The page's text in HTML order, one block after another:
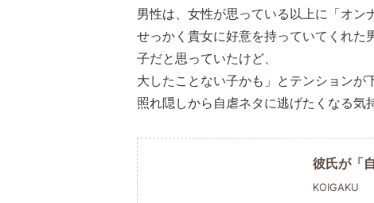
男性は、女性が思っている以上に「オン
せっかく貴女に好意を持っていてくれた
子だと思っていたけど、
大したことない子かも」とテンションが
照れ隠しから自虐ネタに逃げたくなる気
彼氏が「
KOIGAKU